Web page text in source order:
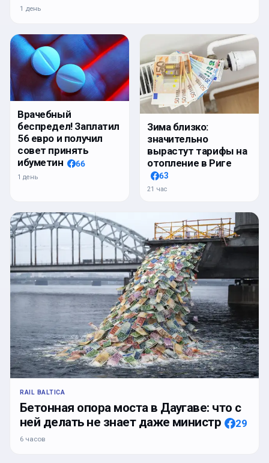
1 день
Врачебный
беспредел! Заплатил
56 евро и получил
совет принять
ибуметин
66
1 день
Зима близко:
значительно
вырастут тарифы на
отопление в Риге
63
21 час
RAIL BALTICA
Бетонная опора моста в Даугаве: что с
ней делать не знает даже министр
29
6 часов